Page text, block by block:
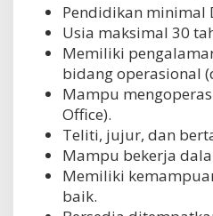
Pendidikan minimal
Usia maksimal 30
Memiliki
bidang operasional
Mampu
Office).
Teliti, jujur, dan
Mampu bekerja
Memiliki
baik.